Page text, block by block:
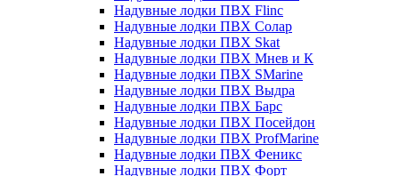
Надувные лодки ПВХ Flinc
Надувные лодки ПВХ Солар
Надувные лодки ПВХ Skat
Надувные лодки ПВХ Мнев и К
Надувные лодки ПВХ SMarine
Надувные лодки ПВХ Выдра
Надувные лодки ПВХ Барс
Надувные лодки ПВХ Посейдон
Надувные лодки ПВХ ProfMarine
Надувные лодки ПВХ Феникс
Надувные лодки ПВХ Форт